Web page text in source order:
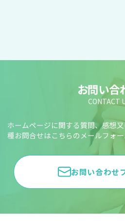
お問い合
CONTACT
ホームページに関する質問、感想
種お問合せはこちらのメールフォー
お問い合わせ